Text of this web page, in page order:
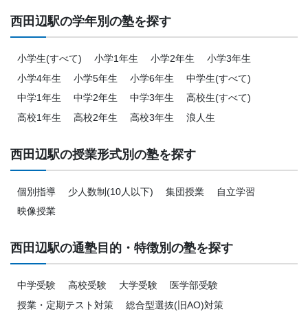
西田辺駅の学年別の塾を探す
小学生(すべて) 小学1年生 小学2年生
小学3年生
小学4年生
小学5年生 小学6年生
中学生(すべて)
中学1年生
中学2年生 中学3年生
高校生(すべて)
高校1年生
高校2年生 高校3年生 浪人生
西田辺駅の授業形式別の塾を探す
個別指導 少人数制(10人以下) 集団授業
自立学習
映像授業
西田辺駅の通塾目的・特徴別の塾を探す
中学受験 高校受験 大学受験
医学部受験
授業・定期テスト対策
総合型選抜(旧AO)対策